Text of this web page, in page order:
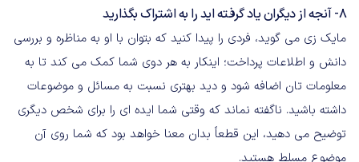
8- آنجه از دیگران یاد گرفته اید را به اشتراک بگذارید
مایک زی می گوید، فردی را پیدا کنید که بتوان با او به مناظره و بررسی
دانش و اطلاعات پرداخت؛ اینکار به هر دوی شما کمک می کند تا به
معلومات تان اضافه شود و دید بهتری نسبت به مسائل و موضوعات
داشته باشید. ناگفته نماند که وقتی شما ایده ای را برای شخص دیگری
توضیح می دهید، این قطعاً بدان معنا خواهد بود که شما روی آن